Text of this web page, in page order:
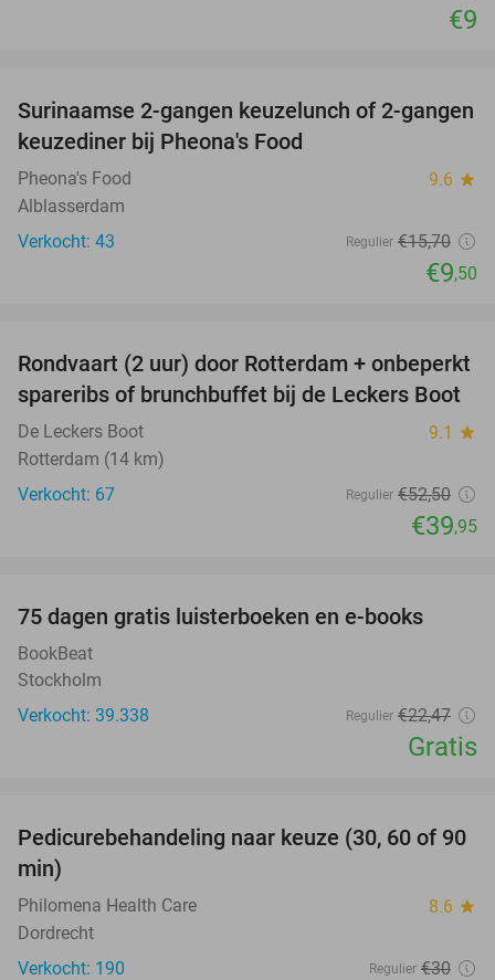
€9
39%
Surinaamse 2-gangen keuzelunch of 2-gangen
keuzediner bij Pheona's Food
Pheona's Food 9.6 star
Alblasserdam
Verkocht: 43
Regulier €15,70
€9,50
24%
Rondvaart (2 uur) door Rotterdam + onbeperkt
spareribs of brunchbuffet bij de Leckers Boot
De Leckers Boot 9.1 star
Rotterdam (14 km)
Verkocht: 67
Regulier €52,50
€39,95
75 dagen gratis luisterboeken en e-books
BookBeat
Stockholm
Verkocht: 39.338
Regulier €22,47
Gratis
53%
Pedicurebehandeling naar keuze (30, 60 of 90
min)
Philomena Health Care 8.6 star
Dordrecht
Verkocht: 190
Regulier €30